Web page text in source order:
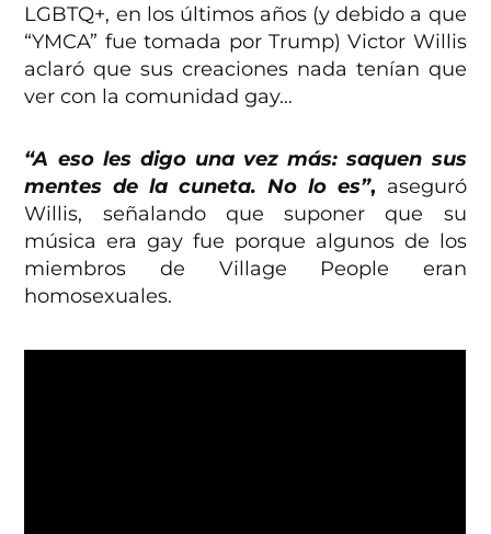
LGBTQ+, en los últimos años (y debido a que
“YMCA” fue tomada por Trump) Victor Willis
aclaró que sus creaciones nada tenían que
ver con la comunidad gay…
“A eso les digo una vez más: saquen sus
mentes de la cuneta. No lo es”, aseguró
Willis, señalando que suponer que su
música era gay fue porque algunos de los
miembros de Village People eran
homosexuales.